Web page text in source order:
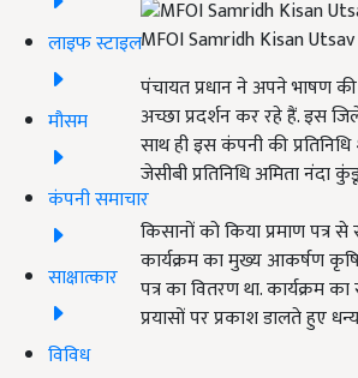
लाइफ स्टाइल
मौसम
कंपनी समाचार
साक्षात्कार
विविध
MFOI Samridh Kisan
पंचायत प्रधान ने अपने भाषण
अच्छा प्रदर्शन कर रहे हैं. इस
साथ ही इस कंपनी की
जेसीबी प्रतिनिधि अमिता नंदा
किसानों को किया प्रमाण पत्र से
कार्यक्रम का मुख्य आकर्षण
पत्र का वितरण था.
प्रयासों पर प्रकाश डालते हुए